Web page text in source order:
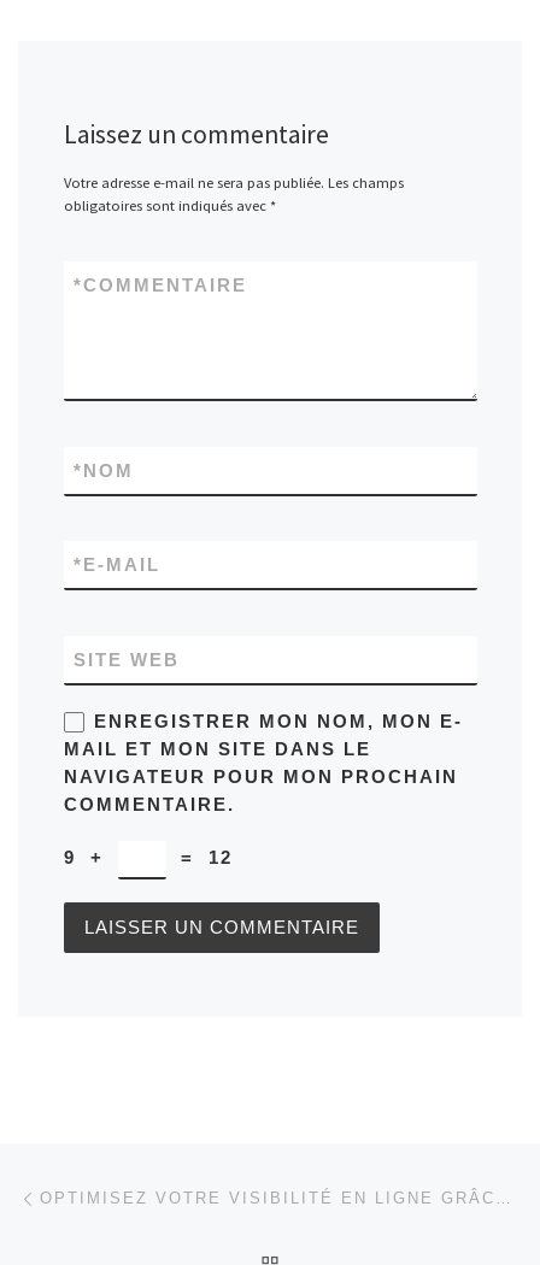
Laissez un commentaire
Votre adresse e-mail ne sera pas publiée. Les champs
obligatoires sont indiqués avec *
COMMENTAIRE
*
NOM
*
E-MAIL
*
SITE WEB
ENREGISTRER MON NOM, MON E-
MAIL ET MON SITE DANS LE
NAVIGATEUR POUR MON PROCHAIN
COMMENTAIRE.
9 + = 12
Parcourir les articles OPTIMISEZ VOTRE VISIBILITÉ EN LIGNE GRÂCE AU RÉFÉRENCEMENT WEB SEO